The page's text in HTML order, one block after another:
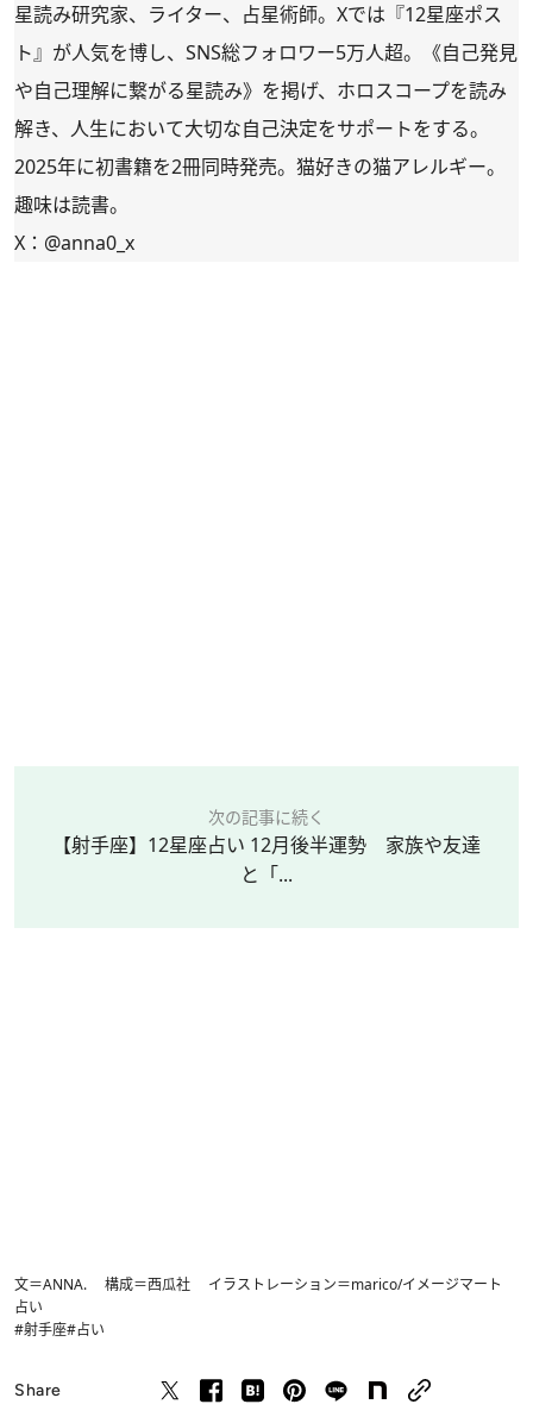
星読み研究家、ライター、占星術師。Xでは『12星座ポス
ト』が人気を博し、SNS総フォロワー5万人超。《自己発見
や自己理解に繋がる星読み》を掲げ、ホロスコープを読み
解き、人生において大切な自己決定をサポートをする。
2025年に初書籍を2冊同時発売。猫好きの猫アレルギー。
趣味は読書。
X： @anna0_x
次の記事に続く
【射手座】12星座占い 12月後半運勢 家族や友達
と「...
文＝ANNA. 構成＝西瓜社 イラストレーション＝marico/イメージマート
占い
#射手座#占い
Share